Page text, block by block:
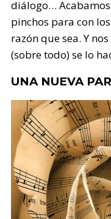
diálogo…
pinchos para con
razón que sea. Y
(sobre todo) se lo
UNA NUEVA